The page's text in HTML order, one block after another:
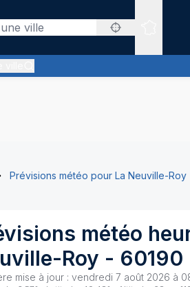
Sites
Prévisions météo pour La Neuville-Roy
météo
Roy - 60190
mise à jour : vendredi 7 août 2026 à